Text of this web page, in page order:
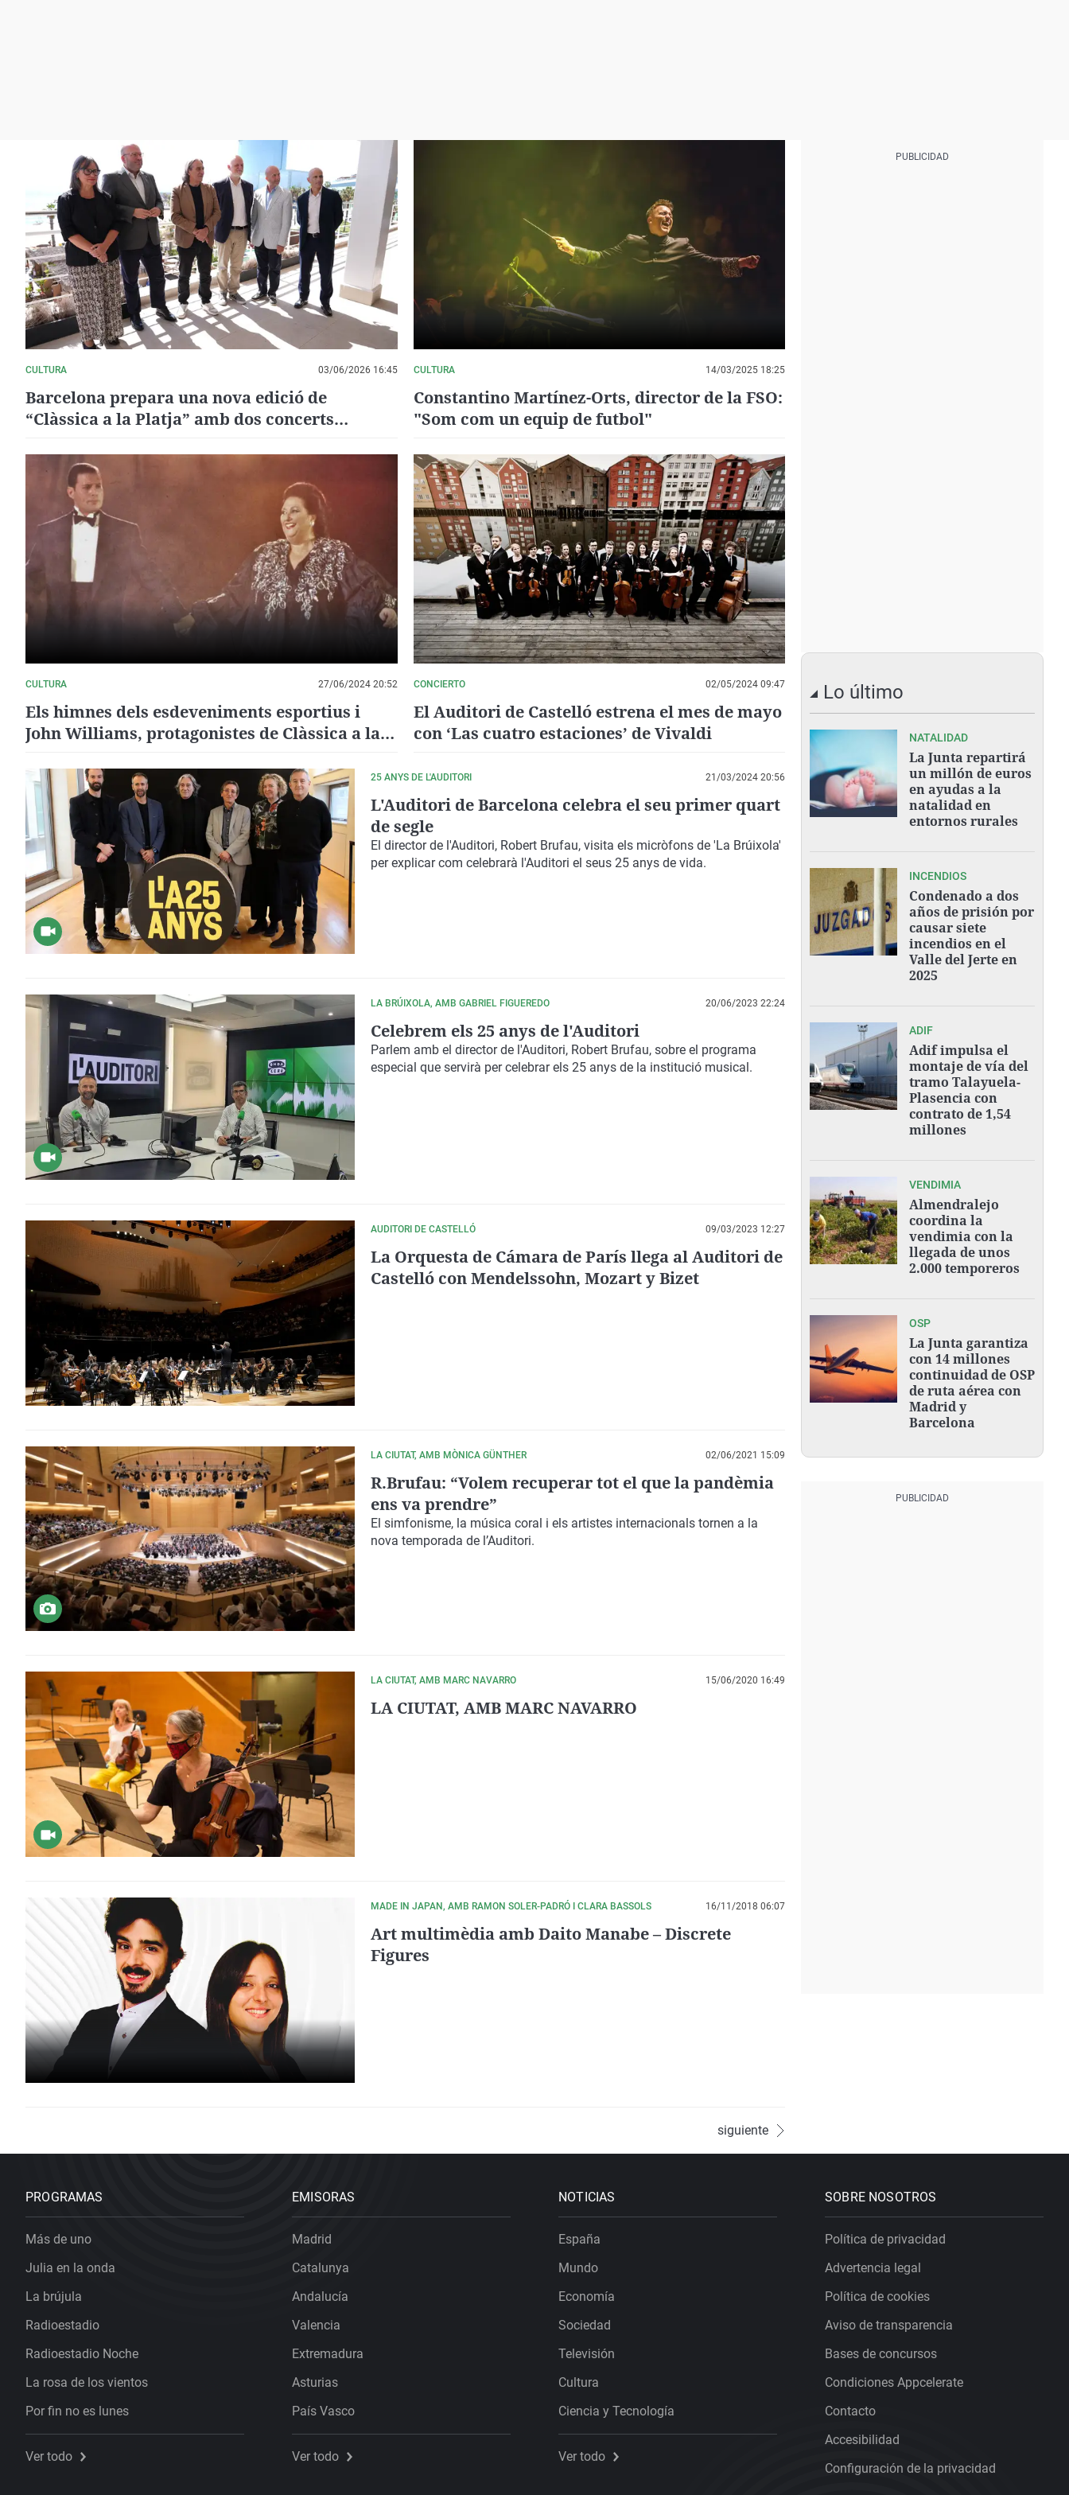
CULTURA 03/06/2026 16:45
Barcelona prepara una nova edició de
“Clàssica a la Platja” amb dos concerts
CULTURA 14/03/2025 18:25
Constantino Martínez-Orts, director de la FSO:
"Som com un equip de futbol"
CULTURA 27/06/2024 20:52
Els himnes dels esdeveniments esportius i
John Williams, protagonistes de Clàssica a la
CONCIERTO 02/05/2024 09:47
El Auditori de Castelló estrena el mes de mayo
con ‘Las cuatro estaciones’ de Vivaldi
25 ANYS DE L'AUDITORI 21/03/2024 20:56
L'Auditori de Barcelona celebra el seu primer quart
de segle
El director de l'Auditori, Robert Brufau, visita els micròfons de 'La Brúixola'
per explicar com celebrarà l'Auditori el seus 25 anys de vida.
LA BRÚIXOLA, AMB GABRIEL FIGUEREDO 20/06/2023 22:24
Celebrem els 25 anys de l'Auditori
Parlem amb el director de l'Auditori, Robert Brufau, sobre el programa
especial que servirà per celebrar els 25 anys de la institució musical.
AUDITORI DE CASTELLÓ 09/03/2023 12:27
La Orquesta de Cámara de París llega al Auditori de
Castelló con Mendelssohn, Mozart y Bizet
LA CIUTAT, AMB MÒNICA GÜNTHER 02/06/2021 15:09
R.Brufau: “Volem recuperar tot el que la pandèmia
ens va prendre”
El simfonisme, la música coral i els artistes internacionals tornen a la
nova temporada de l’Auditori.
LA CIUTAT, AMB MARC NAVARRO 15/06/2020 16:49
LA CIUTAT, AMB MARC NAVARRO
MADE IN JAPAN, AMB RAMON SOLER-PADRÓ I CLARA BASSOLS 16/11/2018 06:07
Art multimèdia amb Daito Manabe – Discrete
Figures
siguiente
Lo último
NATALIDAD
La Junta repartirá
un millón de euros
en ayudas a la
natalidad en
entornos rurales
INCENDIOS
Condenado a dos
años de prisión por
causar siete
incendios en el
Valle del Jerte en
2025
ADIF
Adif impulsa el
montaje de vía del
tramo Talayuela-
Plasencia con
contrato de 1,54
millones
VENDIMIA
Almendralejo
coordina la
vendimia con la
llegada de unos
2.000 temporeros
OSP
La Junta garantiza
con 14 millones
continuidad de OSP
de ruta aérea con
Madrid y
Barcelona
PROGRAMAS
Más de uno
Julia en la onda
La brújula
Radioestadio
Radioestadio Noche
La rosa de los vientos
Por fin no es lunes
Ver todo
EMISORAS
Madrid
Catalunya
Andalucía
Valencia
Extremadura
Asturias
País Vasco
Ver todo
NOTICIAS
España
Mundo
Economía
Sociedad
Televisión
Cultura
Ciencia y Tecnología
Ver todo
SOBRE NOSOTROS
Política de privacidad
Advertencia legal
Política de cookies
Aviso de transparencia
Bases de concursos
Condiciones Appcelerate
Contacto
Accesibilidad
Configuración de la privacidad